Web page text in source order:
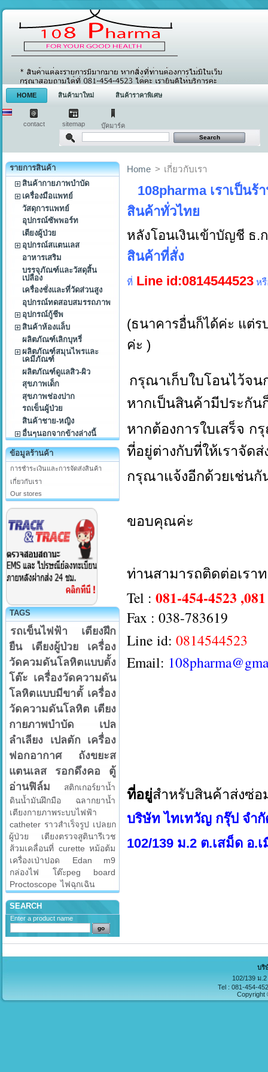
HOME สินค้ามาใหม่ สินค้าราคาพิเศษ
contact sitemap บุ๊คมาร์ค
รายการสินค้า
สินค้ากายภาพบำบัด
เครื่องมือแพทย์
วัสดุการแพทย์
อุปกรณ์ซัพพอร์ท
เตียงผู้ป่วย
อุปกรณ์สแตนเลส
อาหารเสริม
บรรจุภัณฑ์และวัสดุสิ้น
เปลือง
เครื่องชั่งและที่วัดส่วนสูง
อุปกรณ์ทดสอบสมรรถภาพ
อุปกรณ์กู้ชีพ
สินค้าห้องแล็บ
ผลิตภัณฑ์เลิกบุหรี่
ผลิตภัณฑ์สมุนไพรและ
เคมีภัณฑ์
ผลิตภัณฑ์ดูแลสิว-ผิว
สุขภาพเด็ก
สุขภาพช่องปาก
รถเข็นผู้ป่วย
สินค้าชาย-หญิง
อื่นๆนอกจากข้างล่างนี้
ข้อมูลร้านค้า
การชำระเงินและการจัดส่งสินค้า
เกี่ยวกับเรา
Our stores
TAGS
รถเข็นไฟฟ้า
เตียงฝึก
ยืน
เตียงผู้ป่วย
เครื่อง
วัดควมดันโลหิตแบบตั้ง
โต๊ะ เครื่องวัดความดัน
โลหิตแบบมีขาตั้ เครื่อง
วัดความดันโลหิต เตียง
กายภาพบำบัด
เปล
ลำเลียง
เปลตัก
เครื่อง
ฟอกอากาศ
ถังขยะส
แตนเลส
รอกดึงคอ
ตู้
อ่านฟิล์ม
สติกเกอร์ยาน้ำ
ดินน้ำมันฝึกมือ
ฉลากยาน้ำ
เตียงกายภาพระบบไฟฟ้า
catheter ราวสำเร็จรูป เปลยก
ผู้ป่วย
เตียงตรวจสูตินารีเวช
ส้วมเคลื่อนที่ curette หม้อต้ม
เครื่องเป่าปอด
Edan m9
กล่องไฟ
โต๊ะpeg board
Proctoscope ไฟฉุกเฉิน
SEARCH
Enter a product name
Home > เกี่ยวกับเรา
108pharma เราเป็น
สินค้าทั่วไทย
หลังโอนเงินเข้าบัญชี ธ.
สินค้าที่สั่ง
ที่ Line id:0814544523 ห
(ธนาคารอื่นก็ได้ค่ะ แต่ร
ค่ะ )
กรุณาเก็บใบโอนไว้จ
หากเป็นสินค้ามีประกัน
หากต้องการใบเสร็จ
ที่อยู่ต่างกับที่ให้เราจัดส่
กรุณาแจ้งอีกด้วยเช่น
ขอบคุณค่ะ
ท่านสามารถติดต่อเรา
Tel : 081-454-4523
Fax : 038-783619
Line id: 0814544523
Email:
ที่อยู่สำหรับสินค้าส่งซ่
บริษัท ไทเทวัญ กรุ๊ป จำ
102/139 ม.2 ต.เสม็ด อ.
บริ
102/139 ม
Tel : 081-454-
Copyright